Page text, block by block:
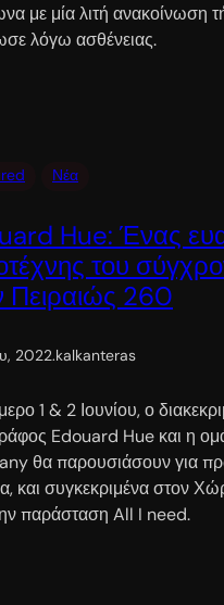
με μία λιτή ανακοίνωση
λόγω ασθένειας.
Νέα
Hue: Ένας
του
Πειραιώς 260
2022.kalkanteras
1 & 2 Ιουνίου, ο
Edouard Hue και η
θα παρουσιάσουν για
και συγκεκριμένα στον
παράσταση All I need.